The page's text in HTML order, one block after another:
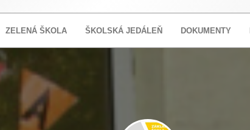
ZELENÁ ŠKOLA ŠKOLSKÁ JEDÁLEŇ DOKUMENTY